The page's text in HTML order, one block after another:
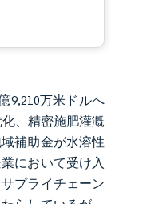
9,210万米ドルへ
、精密施肥灌漑
補助金が水溶性
において受け入
プライチェーン